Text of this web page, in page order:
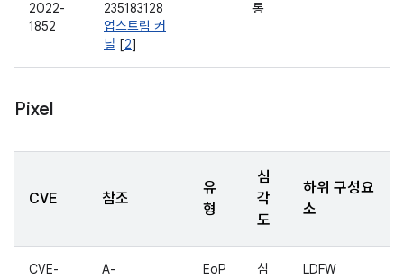
2022-
1852
235183128
업스트림 커
널 [2]
통
Pixel
CVE 참조
유
형
심
각
도
하위 구성요
소
CVE-
A-
EoP
심
LDFW